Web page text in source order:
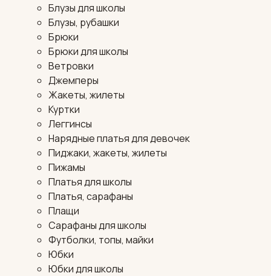
Блузы для школы
Блузы, рубашки
Брюки
Брюки для школы
Ветровки
Джемперы
Жакеты, жилеты
Куртки
Леггинсы
Нарядные платья для девочек
Пиджаки, жакеты, жилеты
Пижамы
Платья для школы
Платья, сарафаны
Плащи
Сарафаны для школы
Футболки, топы, майки
Юбки
Юбки для школы